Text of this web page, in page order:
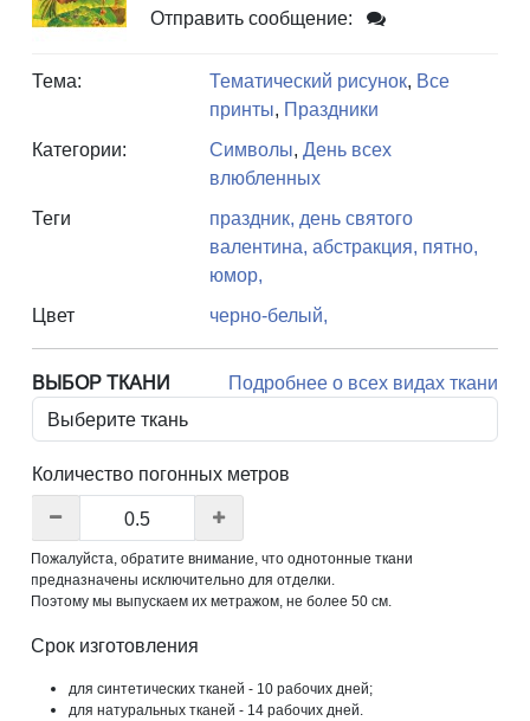
Отправить сообщение:
Тема: Тематический рисунок, Все
принты, Праздники
Категории:
Символы, День всех
влюбленных
Теги
праздник, день святого
валентина, абстракция, пятно,
юмор,
Цвет
черно-белый,
ВЫБОР ТКАНИ Подробнее о всех видах ткани
Количество погонных метров
Пожалуйста, обратите внимание, что однотонные ткани
предназначены исключительно для отделки.
Поэтому мы выпускаем их метражом, не более 50 см.
Срок изготовления
для синтетических тканей - 10 рабочих дней;
для натуральных тканей - 14 рабочих дней.